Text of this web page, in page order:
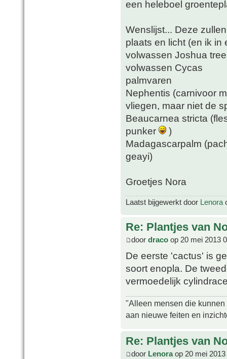
een heleboel
Wenslijst... Deze
plaats en licht (en ik in
volwassen Joshua tree
volwassen Cycas
palmvaren
Nephentis (carnivoor
vliegen, maar niet de
Beaucarnea stricta
punker
)
Madagascarpalm
geayi)
Groetjes Nora
Laatst bijgewerkt door Lenora
Re: Plantjes van
door draco op 20 mei 2013
De eerste 'cactus' is
soort enopla. De
vermoedelijk
"Alleen mensen die
aan nieuwe feiten en
Re: Plantjes van
door Lenoraop 20 mei 2013